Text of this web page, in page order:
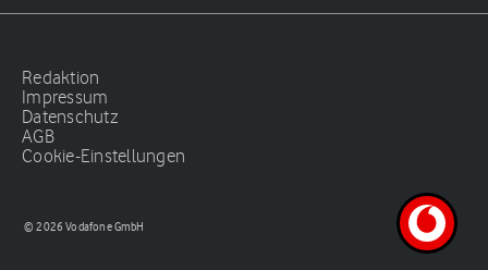
Redaktion
Impressum
Datenschutz
AGB
Cookie-Einstellungen
© 2026 Vodafone GmbH